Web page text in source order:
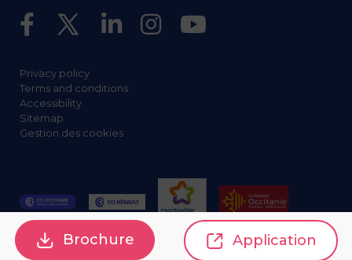
Privacy policy
Terms and conditions
Accessibility
Sitemap
Gestion des cookies
Brochure Application